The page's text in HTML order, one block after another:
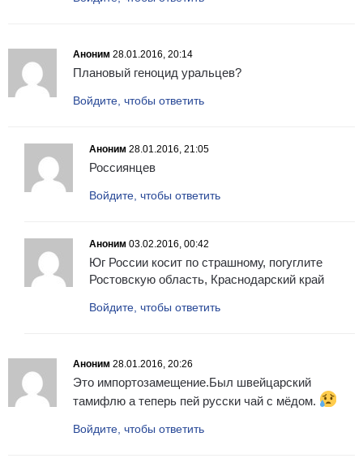
Аноним 28.01.2016, 20:14
Плановый геноцид уральцев?
Войдите, чтобы ответить
Аноним 28.01.2016, 21:05
Россиянцев
Войдите, чтобы ответить
Аноним 03.02.2016, 00:42
Юг России косит по страшному, погуглите
Ростовскую область, Краснодарский край
Войдите, чтобы ответить
Аноним 28.01.2016, 20:26
Это импортозамещение.Был швейцарский
тамифлю а теперь пей русски чай с мёдом.
Войдите, чтобы ответить